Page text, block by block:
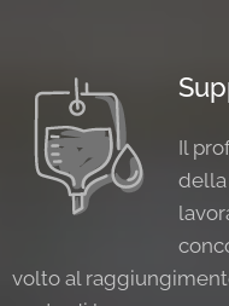
Il
della
volto al